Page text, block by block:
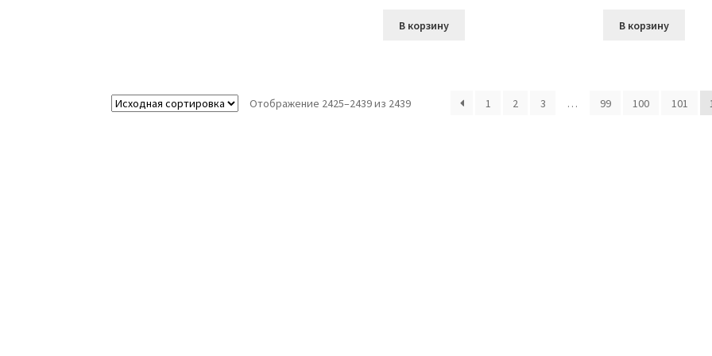
В корзину В корзину
Отображение 2425–2439 из 2439 1 2 3 … 99 100 101